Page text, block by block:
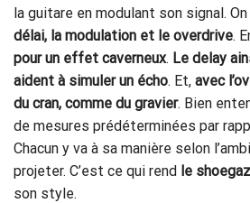
la guitare en modulant son signal.
délai, la modulation et le overdrive.
pour un effet caverneux. Le delay
aident à simuler un écho. Et, avec
du cran, comme du gravier. Bien
de mesures prédéterminées par
Chacun y va à sa manière selon
projeter. C’est ce qui rend le
son style.